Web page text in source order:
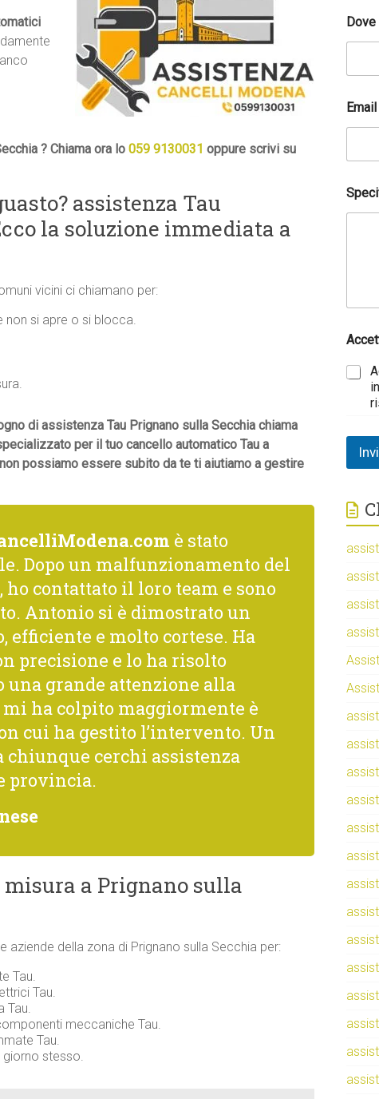
? Chiama ora lo 059 9130031 oppure scrivi su
assistenza Tau
la soluzione immediata a
vicini ci chiamano per:
non si apre o si blocca.
di assistenza Tau Prignano sulla Secchia chiama
per il tuo cancello automatico Tau a
possiamo essere subito da te ti aiutiamo a gestire
è stato
Dopo un malfunzionamento del
contattato il loro team e sono
Antonio si è dimostrato un
efficiente e molto cortese. Ha
precisione e lo ha risolto
una grande attenzione alla
ha colpito maggiormente è
cui ha gestito l’intervento. Un
chiunque cerchi assistenza
provincia.
a Prignano sulla
aziende della zona di Prignano sulla Secchia per:
Tau.
Tau.
Tau.
meccaniche Tau.
Tau.
giorno stesso.
Email
o
*